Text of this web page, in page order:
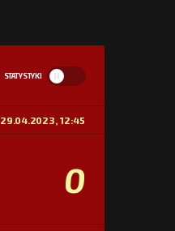
STATYSTYKI
29.04.2023, 12:45
0